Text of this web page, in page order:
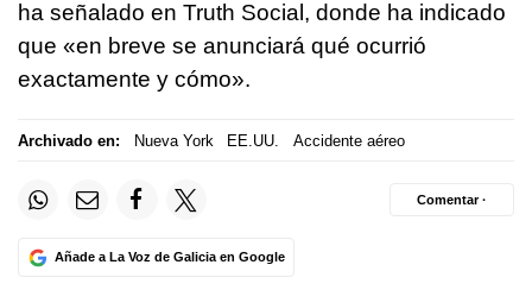
ha señalado en Truth Social, donde ha indicado
que «en breve se anunciará qué ocurrió
exactamente y cómo».
Archivado en: Nueva York EE.UU. Accidente aéreo
Añade a La Voz de Galicia en Google
Comentar ·